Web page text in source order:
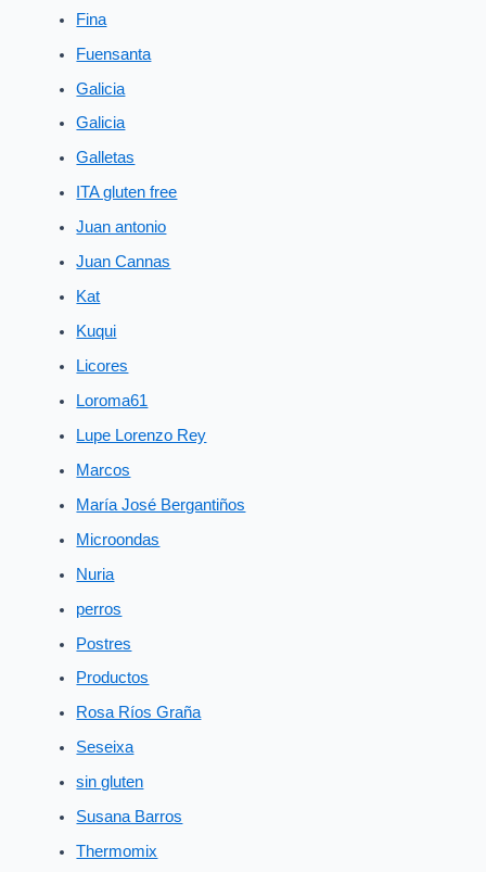
Fina
Fuensanta
Galicia
Galicia
Galletas
ITA gluten free
Juan antonio
Juan Cannas
Kat
Kuqui
Licores
Loroma61
Lupe Lorenzo Rey
Marcos
María José Bergantiños
Microondas
Nuria
perros
Postres
Productos
Rosa Ríos Graña
Seseixa
sin gluten
Susana Barros
Thermomix